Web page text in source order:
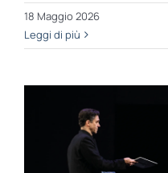
18 Maggio 2026
Leggi di più